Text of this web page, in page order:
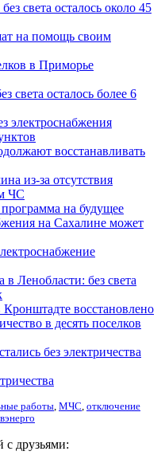
света осталось около 45
на помощь своим
в Приморье
света осталось более 6
электроснабжения
восстанавливать
из-за отсутствия
ЧС
на будущее
на Сахалине может
Ленобласти: без света
восстановлено
в десять поселков
без электричества
работы МЧС отключение
с друзьями: